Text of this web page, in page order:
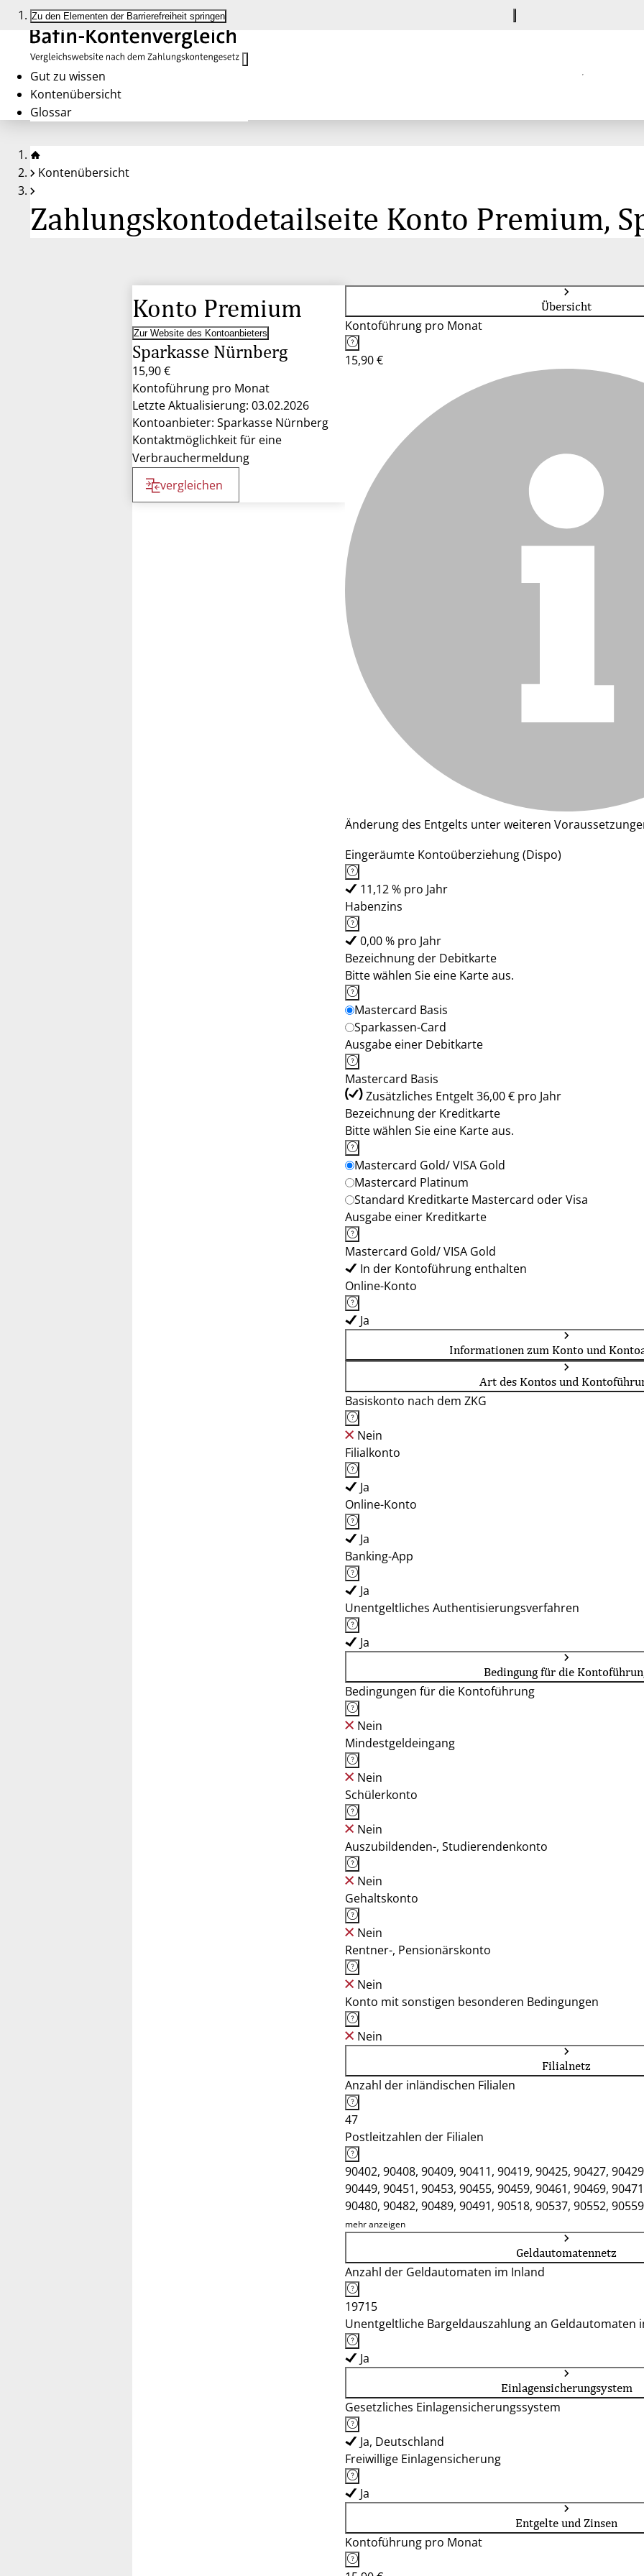
Zu den Elementen der Barrierefreiheit springen
Gut zu wissen
Kontenübersicht
Glossar
Kontenübersicht
Zahlungskontodetailseite Konto Premium,
Konto Premium
Zur Website des Kontoanbieters
Sparkasse Nürnberg
15,90 €
Kontoführung pro Monat
Letzte Aktualisierung: 03.02.2026
Kontoanbieter: Sparkasse Nürnberg
Kontaktmöglichkeit für eine
Verbrauchermeldung
vergleichen
Übersicht
Kontoführung pro Monat
15,90 €
Änderung des Entgelts unter weiteren
Eingeräumte Kontoüberziehung (Dispo)
11,12 % pro Jahr
Habenzins
0,00 % pro Jahr
Bezeichnung der Debitkarte
Bitte wählen Sie eine Karte aus.
Mastercard Basis
Sparkassen-Card
Ausgabe einer Debitkarte
Mastercard Basis
Zusätzliches Entgelt 36,00 € pro Jahr
Bezeichnung der Kreditkarte
Bitte wählen Sie eine Karte aus.
Mastercard Gold/ VISA Gold
Mastercard Platinum
Standard Kreditkarte Mastercard oder Visa
Ausgabe einer Kreditkarte
Mastercard Gold/ VISA Gold
In der Kontoführung enthalten
Online-Konto
Ja
Informationen zum Konto und
Art des Kontos und
Basiskonto nach dem ZKG
Nein
Filialkonto
Ja
Online-Konto
Ja
Banking-App
Ja
Unentgeltliches Authentisierungsverfahren
Ja
Bedingung für die
Bedingungen für die Kontoführung
Nein
Mindestgeldeingang
Nein
Schülerkonto
Nein
Auszubildenden-, Studierendenkonto
Nein
Gehaltskonto
Nein
Rentner-, Pensionärskonto
Nein
Konto mit sonstigen besonderen Bedingungen
Nein
Filialnetz
Anzahl der inländischen Filialen
47
Postleitzahlen der Filialen
90402, 90408, 90409, 90411, 90419, 90425, 90427,
90449, 90451, 90453, 90455, 90459, 90461, 90469,
90480, 90482, 90489, 90491, 90518, 90537, 90552,
91217, 91220, 91224, 91227, 91235, 91236, 91239, 91244
mehr anzeigen
Geldautomatennetz
Anzahl der Geldautomaten im Inland
19715
Unentgeltliche Bargeldauszahlung an Geldautomaten
Ja
Einlagensicherungsystem
Gesetzliches Einlagensicherungssystem
Ja, Deutschland
Freiwillige Einlagensicherung
Ja
Entgelte und Zinsen
Kontoführung pro Monat